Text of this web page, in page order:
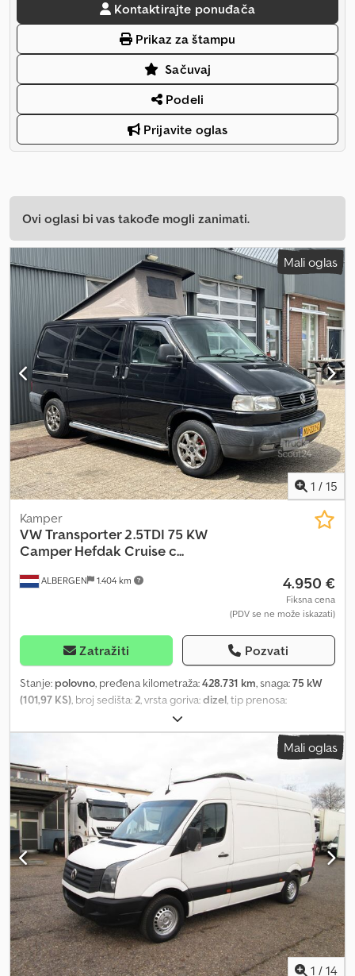
Kontaktirajte ponuđača
Prikaz za štampu
Sačuvaj
Podeli
Prijavite oglas
Ovi oglasi bi vas takođe mogli zanimati.
Mali oglas
1 / 15
ALBERGEN 1.404 km
Kamper
VWTransporter 2.5TDI 75 KW
Camper Hefdak Cruise c...
4.950 €
Fiksna cena
(PDV se ne može iskazati)
Zatražiti Pozvati
Stanje: polovno, pređena kilometraža:428.731 km, snaga:75 kW
(101,97 KS) , broj sedišta: 2 , vrsta goriva:dizel , tip prenosa:
, prva registracija:
euro2, broj prethodnih vlasnika:1, Godina proizvodnje:1999,
centralno zaključavanje, kompletna servisna istorija,
maglenke, servo upravljač, tempomat, vučna spojnica prikolice
= Dodatne opcije i pribor = Dsdpfx Asy Tk U Ejkhekr - Utikač od 12
volti - Električni podizači prozora - Daljinsko zaključavanje -
Maglenke - Radio - Radio sa podrškom za MP3 = Dodatne
informacije = Opšte informacije Broj vrata: 4 Godina modela: 2026
Tehničke informacije Broj cilindara: 5 Zapremina motora: 2.461 cm³
Menjač: 5 brzina, ručni menjač Težine Sopstvena težina: 1.671 kg
Nosivost: 1.009 kg Maksimalna dozvoljena masa: 2.680 kg
Maksimalna dopuštena masa prikolice: 1.820 kg (nekočena 700 kg)
Unutrašnjost Boja unutrašnjosti: crna Stanje Broj ključeva: 2 (1
daljinski upravljač) Bezbednost proizvoda Proizvođač: Dani
Autobedrijven B.V. Ootmarsumseweg 110 7665SE ALBERGEN, NL
Mali oglas
1 / 14